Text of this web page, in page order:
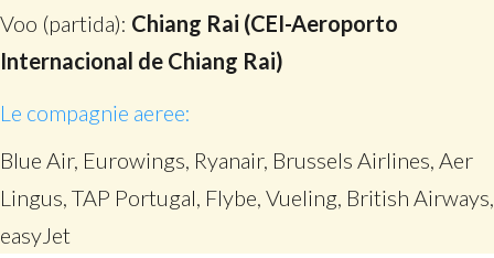
Voo (partida): Chiang Rai (CEI-Aeroporto
Internacional de Chiang Rai)
Le compagnie aeree:
Blue Air, Eurowings, Ryanair, Brussels Airlines, Aer
Lingus, TAP Portugal, Flybe, Vueling, British Airways,
easyJet